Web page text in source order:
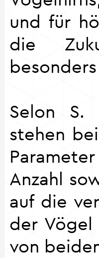
und für
die
Selon S.
stehen
Anzahl
auf die
der
von